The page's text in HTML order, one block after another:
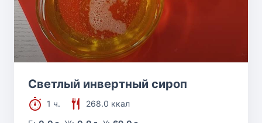
Cветлый инвертный сироп
1 ч.
268.0 ккал